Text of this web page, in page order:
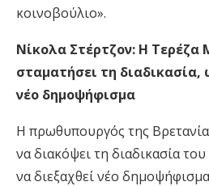
κοινοβούλιο».
Νίκολα Στέρτζον: Η Τερέζα
σταματήσει τη διαδικασία,
νέο δημοψήφισμα
Η πρωθυπουργός της
να διακόψει τη διαδικασία
να διεξαχθεί νέο